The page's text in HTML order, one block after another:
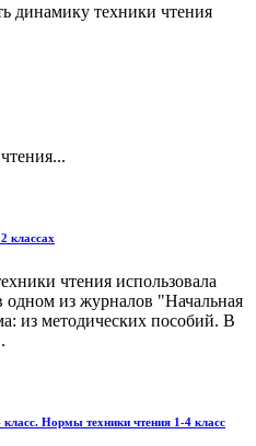
динамику техники чтения
классах
чтения использовала
из журналов "Начальная
из методических пособий. В
Нормы техники чтения 1-4 класс